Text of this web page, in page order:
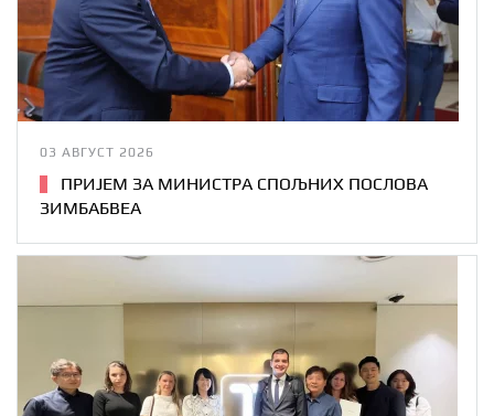
03 АВГУСТ 2026
ПРИЈЕМ ЗА МИНИСТРА СПОЉНИХ ПОСЛОВА
ЗИМБАБВЕА